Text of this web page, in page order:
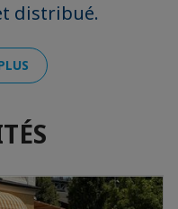
distribué.